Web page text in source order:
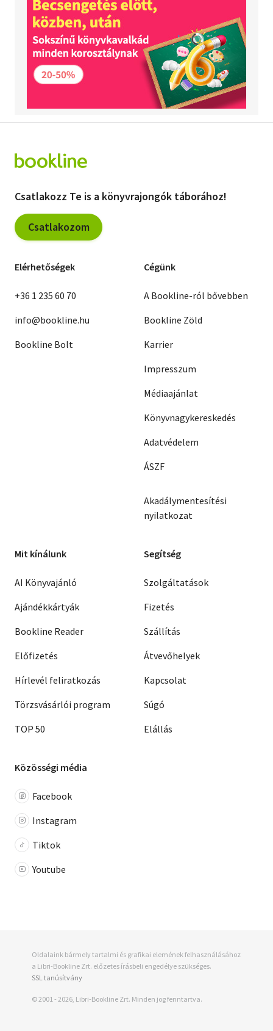
Csatlakozz Te is a könyvrajongók táborához!
Csatlakozom
Elérhetőségek
+36 1 235 60 70
info@bookline.hu
Bookline Bolt
Cégünk
A Bookline-ról bővebben
Bookline Zöld
Karrier
Impresszum
Médiaajánlat
Könyvnagykereskedés
Adatvédelem
ÁSZF
Akadálymentesítési
nyilatkozat
Mit kínálunk
AI Könyvajánló
Ajándékkártyák
Bookline Reader
Előfizetés
Hírlevél feliratkozás
Törzsvásárlói program
TOP 50
Segítség
Szolgáltatások
Fizetés
Szállítás
Átvevőhelyek
Kapcsolat
Súgó
Elállás
Közösségi média
Facebook
Instagram
Tiktok
Youtube
Oldalaink bármely tartalmi és grafikai elemének felhasználásához
a Libri-Bookline Zrt. előzetes írásbeli engedélye szükséges.
SSL tanúsítvány
© 2001 - 2026, Libri-Bookline Zrt. Minden jog fenntartva.